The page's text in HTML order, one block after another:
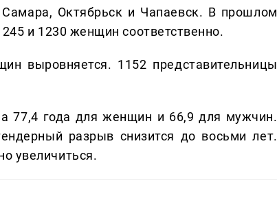
Октябрьск и Чапаевск. В прошлом
и 1230 женщин соответственно.
выровняется. 1152 представительницы
77,4 года для женщин и 66,9 для мужчин.
разрыв снизится до восьми лет.
увеличиться.